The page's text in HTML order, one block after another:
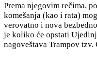
Prema njegovim rečima,
komešanja (kao i rata)
verovatno i nova
je koliko će opstati
nagoveštava Trampov tzv.